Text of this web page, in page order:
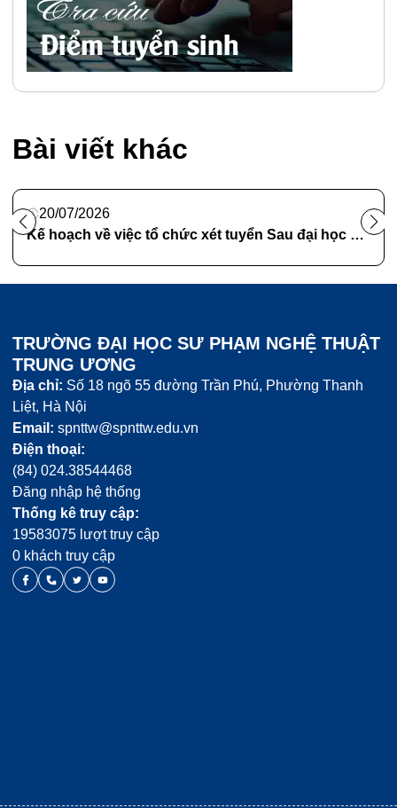
Bài viết khác
20/07/2026
Kế hoạch về việc tổ chức xét tuyển Sau đại học năm 2026, đợt 2
TRƯỜNG ĐẠI HỌC SƯ PHẠM NGHỆ THUẬT
TRUNG ƯƠNG
Địa chỉ: Số 18 ngõ 55 đường Trần Phú, Phường Thanh
Liệt, Hà Nội
Email: spnttw@spnttw.edu.vn
Điện thoại:
(84) 024.38544468
Đăng nhập hệ thống
Thống kê truy cập:
19583075 lượt truy cập
0 khách truy cập